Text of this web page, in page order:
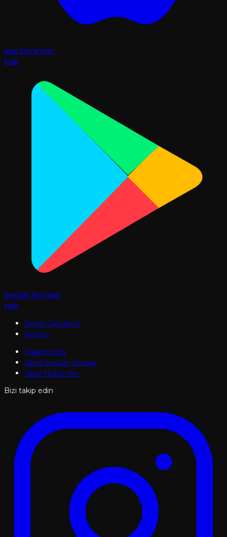
App Store'dan
İndir
Google Play'den
İndir
Sanat Gündemi
İletişim
Hakkımızda
Sıkça Sorulan Sorular
Yasal Hükümler
Bizi takip edin